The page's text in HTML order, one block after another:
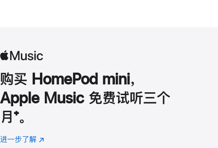
购买 HomePod mini，
Apple Music 免费试听三个
月 脚
注
⁺。
进一步了解 Apple
(在